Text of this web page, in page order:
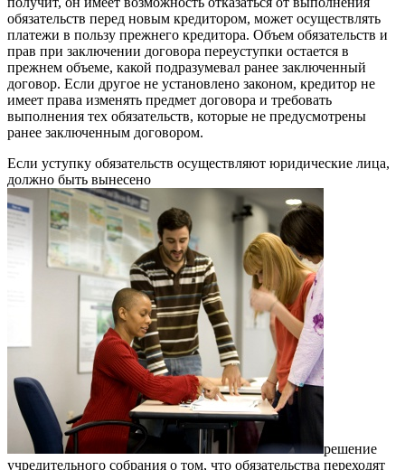
обязательств перед новым кредитором, может осуществлять
платежи в пользу прежнего кредитора. Объем обязательств и
прав при заключении договора переуступки остается в
прежнем объеме, какой подразумевал ранее заключенный
договор. Если другое не установлено законом, кредитор не
имеет права изменять предмет договора и требовать
выполнения тех обязательств, которые не предусмотрены
ранее заключенным договором.
Если уступку обязательств осуществляют юридические лица,
должно быть вынесено
решение
учредительного собрания о том, что обязательства переходят